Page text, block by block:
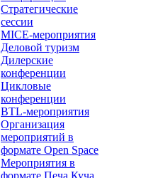
Стратегические
сессии
MICE-мероприятия
Деловой туризм
Дилерские
конференции
Цикловые
конференции
BTL-мероприятия
Организация
мероприятий в
формате Open Space
Мероприятия в
формате Печа Куча